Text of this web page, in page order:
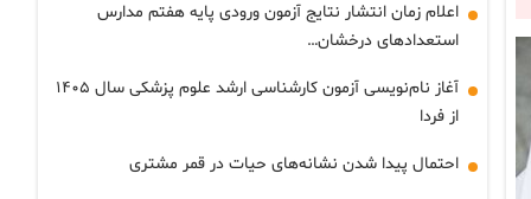
اعلام زمان انتشار نتایج آزمون ورودی پایه هفتم مدارس
استعدادهای درخشان…
آغاز نام‌نویسی آزمون کارشناسی ارشد علوم پزشکی سال ۱۴۰۵
از فردا
احتمال پیدا شدن نشانه‌های حیات در قمر مشتری